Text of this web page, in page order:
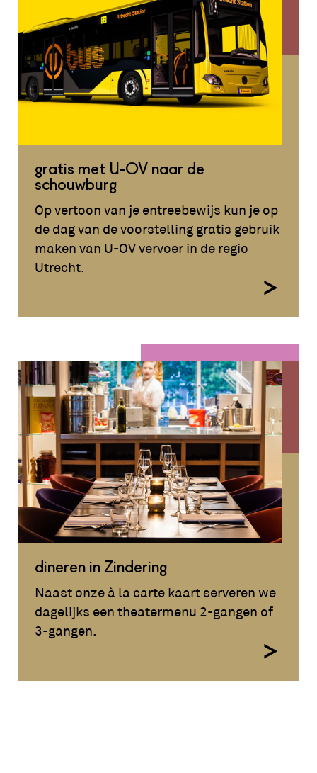
gratis met U-OV naar de
schouwburg
Op vertoon van je entreebewijs kun je op
de dag van de voorstelling gratis gebruik
maken van U-OV vervoer in de regio
Utrecht.
dineren in Zindering
Naast onze à la carte kaart serveren we
dagelijks een theatermenu 2-gangen of
3-gangen.